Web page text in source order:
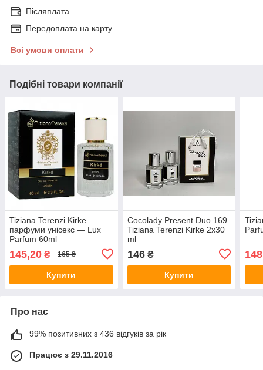
Післяплата
Передоплата на карту
Всі умови оплати
Подібні товари компанії
Tiziana Terenzi Kirke
парфуми унісекс — Lux
Parfum 60ml
145,20 ₴ 165 ₴
Купити
Cocolady Present Duo 169
Tiziana Terenzi Kirke 2x30
ml
146₴
Купити
Про нас
99% позитивних з 436 відгуків за рік
Працює з 29.11.2016